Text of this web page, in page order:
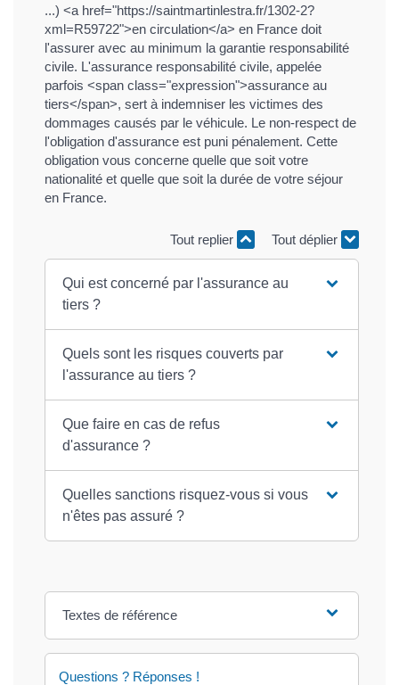
...) <a href="https://saintmartinlestra.fr/1302-2?
xml=R59722">en circulation</a> en France doit
l'assurer avec au minimum la garantie responsabilité
civile. L'assurance responsabilité civile, appelée
parfois <span class="expression">assurance au
tiers</span>, sert à indemniser les victimes des
dommages causés par le véhicule. Le non-respect de
l'obligation d'assurance est puni pénalement. Cette
obligation vous concerne quelle que soit votre
nationalité et quelle que soit la durée de votre séjour
en France.
Tout replier Tout déplier
Qui est concerné par l'assurance au
tiers ?
Quels sont les risques couverts par
l'assurance au tiers ?
Que faire en cas de refus
d'assurance ?
Quelles sanctions risquez-vous si vous
n'êtes pas assuré ?
Textes de référence
Questions ? Réponses !